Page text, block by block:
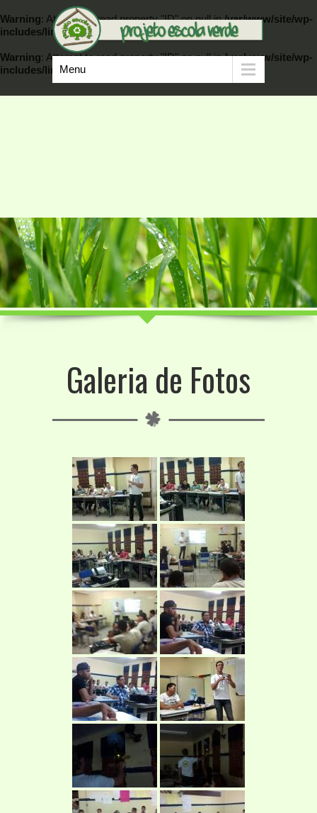
Warning: Attempt to read property "ID" on null in/var/www/site/wp-
includes/link-template.phpon line389
Warning: Attempt to read property "ID" on null in/var/www/site/wp-
includes/link-template.php
Menu
Galeria de Fotos